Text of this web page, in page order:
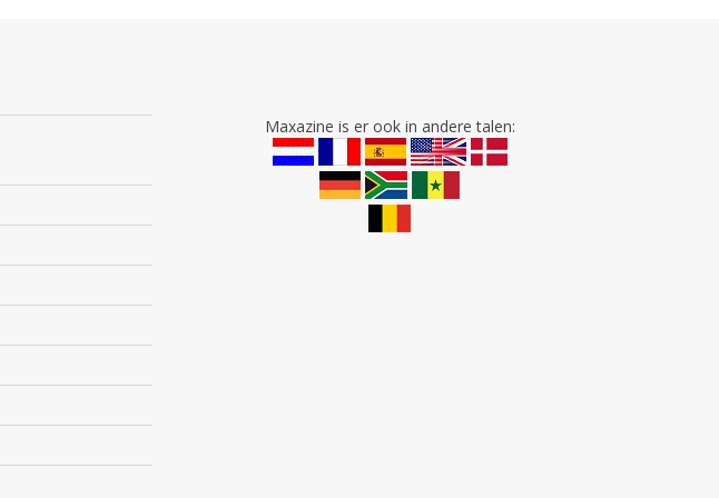
Maxazine is er ook in andere talen: